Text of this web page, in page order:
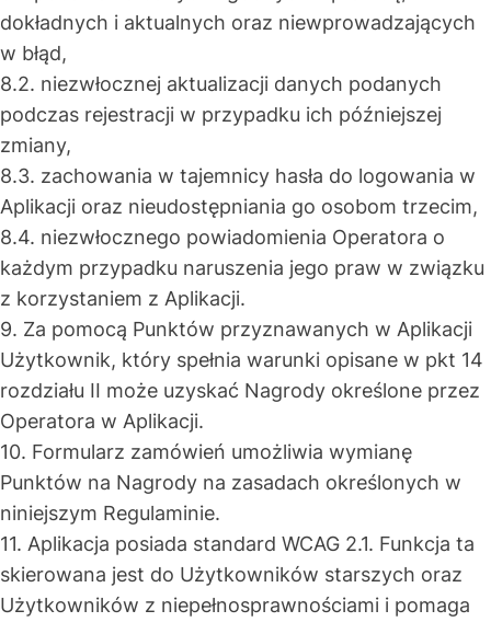
dokładnych i aktualnych oraz niewprowadzających
w błąd,
8.2. niezwłocznej aktualizacji danych podanych
podczas rejestracji w przypadku ich późniejszej
zmiany,
8.3. zachowania w tajemnicy hasła do logowania w
Aplikacji oraz nieudostępniania go osobom trzecim,
8.4. niezwłocznego powiadomienia Operatora o
każdym przypadku naruszenia jego praw w związku
z korzystaniem z Aplikacji.
9. Za pomocą Punktów przyznawanych w Aplikacji
Użytkownik, który spełnia warunki opisane w pkt 14
rozdziału II może uzyskać Nagrody określone przez
Operatora w Aplikacji.
10. Formularz zamówień umożliwia wymianę
Punktów na Nagrody na zasadach określonych w
niniejszym Regulaminie.
11. Aplikacja posiada standard WCAG 2.1. Funkcja ta
skierowana jest do Użytkowników starszych oraz
Użytkowników z niepełnosprawnościami i pomaga